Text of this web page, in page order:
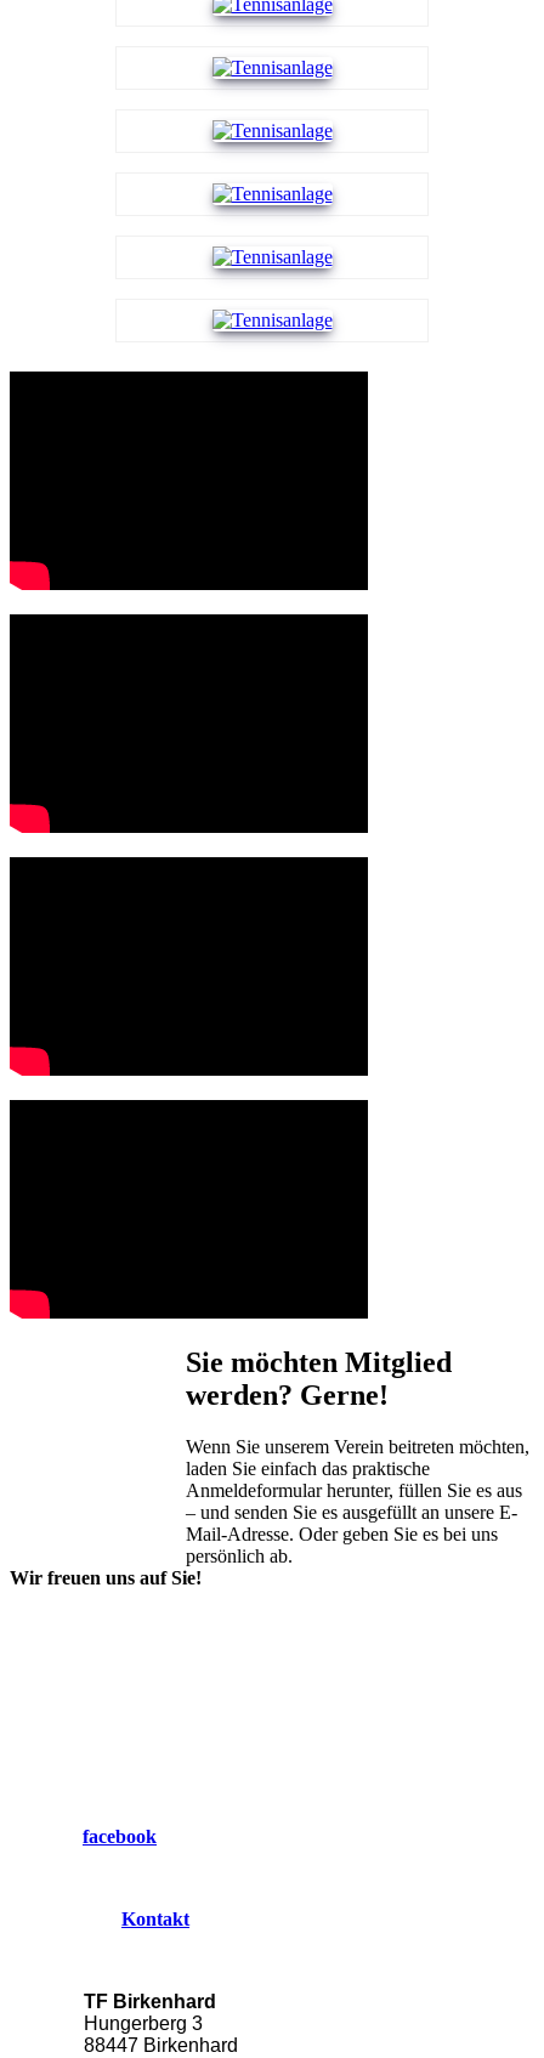
Sie möchten Mitglied
werden? Gerne!
Wenn Sie unserem Verein beitreten möchten,
laden Sie einfach das praktische
Anmeldeformular herunter, füllen Sie es aus
– und senden Sie es ausgefüllt an unsere E-
Mail-Adresse. Oder geben Sie es bei uns
persönlich ab.
Wir freuen uns auf Sie!
facebook
Kontakt
TF Birkenhard
Hungerberg 3
88447 Birkenhard